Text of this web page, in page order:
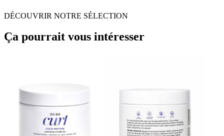
DÉCOUVRIR NOTRE SÉLECTION
Ça pourrait vous intéresser